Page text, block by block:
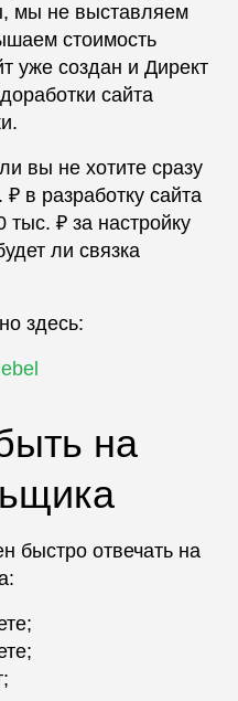
мы не выставляем
стоимость
уже создан и Директ
сайта
вы не хотите сразу
в разработку сайта
тыс. ₽ за настройку
ли связка
здесь:
на
быстро отвечать на